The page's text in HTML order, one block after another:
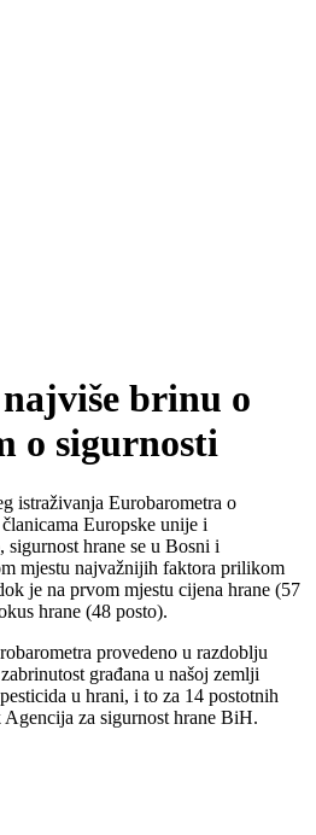
brinu o
o sigurnosti
istraživanja Eurobarometra o
Europske unije i
hrane se u Bosni i
mjestu najvažnijih faktora prilikom
je na prvom mjestu cijena hrane (57
hrane (48 posto).
provedeno u razdoblju
građana u našoj zemlji
u hrani, i to za 14 postotnih
za sigurnost hrane BiH.